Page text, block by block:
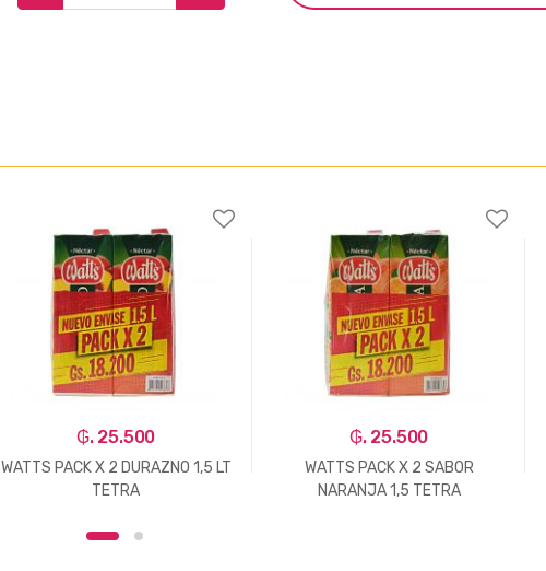
₲. 25.500
WATTS PACK X 2 DURAZNO 1,5 LT
TETRA
₲. 25.500
WATTS PACK X 2 SABOR
NARANJA 1,5 TETRA